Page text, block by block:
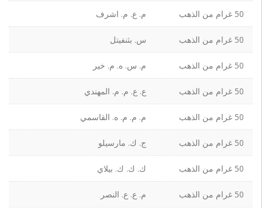
50 غرام من الذهب م. ع. م. اشرف
50 غرام من الذهب س. بثنفيتل
50 غرام من الذهب م. س. ه. م. خير
50 غرام من الذهب ع. ع. م. م. المهندي
50 غرام من الذهب م. م. م. ه. القاسمي
50 غرام من الذهب ج. ك. مارسيلو
50 غرام من الذهب ك. ك. ك. بيلاي
50 غرام من الذهب م. ع. ع. النصر